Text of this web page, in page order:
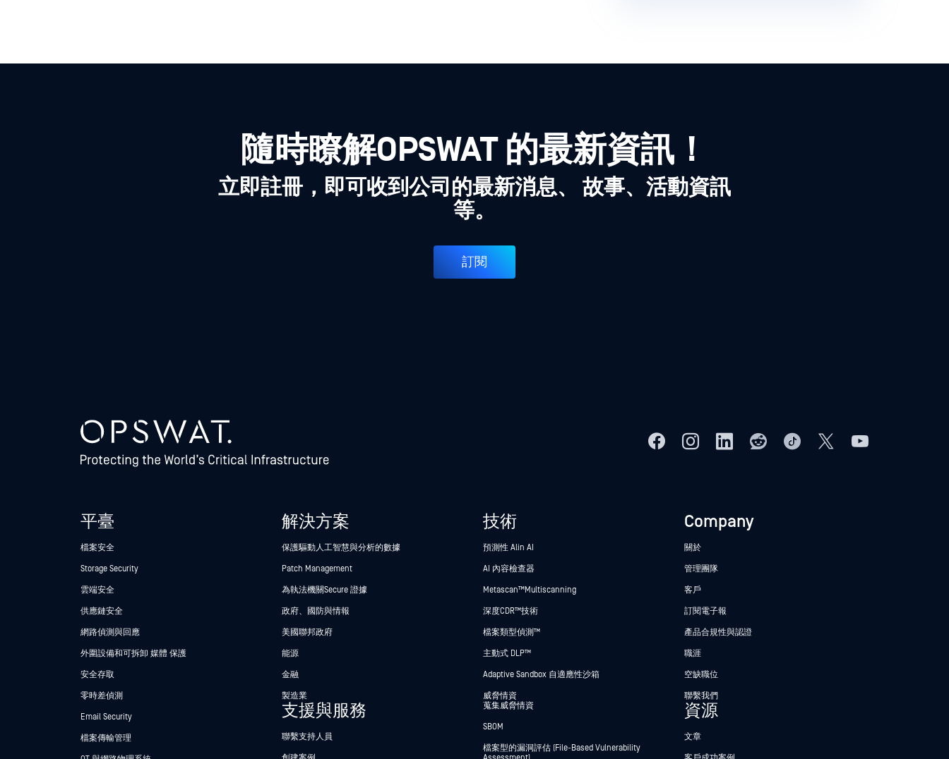
隨時瞭解OPSWAT 的最新資訊！
立即註冊，即可收到公司的最新消息、 故事、活動資訊
等。
訂閱
平臺
檔案安全
Storage Security
雲端安全
供應鏈安全
網路偵測與回應
外圍設備和可拆卸 媒體 保護
安全存取
零時差偵測
Email Security
檔案傳輸管理
解決方案
保護驅動人工智慧與分析的數據
Patch Management
為執法機關Secure 證據
政府、國防與情報
美國聯邦政府
能源
金融
製造業
支援與服務
聯繫支持人員
技術
預測性 Alin AI
AI 內容檢查器
Metascan™ Multiscanning
深度CDR™技術
檔案類型偵測™
主動式 DLP™
Adaptive Sandbox 自適應性沙箱
威脅情資
蒐集威脅情資
SBOM
檔案型的漏洞評估 (File-Based Vulnerability
Company
關於
管理團隊
客戶
訂閱電子報
產品合規性與認證
職涯
空缺職位
聯繫我們
資源
文章